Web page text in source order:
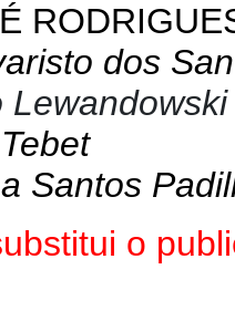
dos
Lewandowski
Santos
o